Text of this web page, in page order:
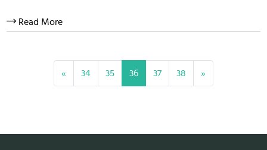
Read More
« 34 35 36 37 38 »